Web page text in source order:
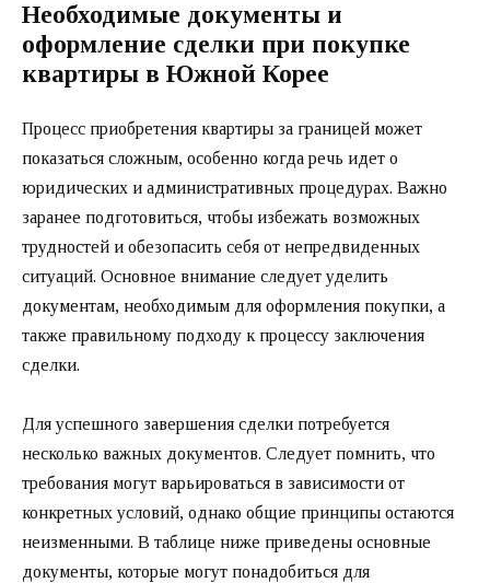
Необходимые документы и
оформление сделки при покупке
квартиры в Южной Корее
Процесс приобретения квартиры за границей может
показаться сложным, особенно когда речь идет о
юридических и административных процедурах. Важно
заранее подготовиться, чтобы избежать возможных
трудностей и обезопасить себя от непредвиденных
ситуаций. Основное внимание следует уделить
документам, необходимым для оформления покупки, а
также правильному подходу к процессу заключения
сделки.
Для успешного завершения сделки потребуется
несколько важных документов. Следует помнить, что
требования могут варьироваться в зависимости от
конкретных условий, однако общие принципы остаются
неизменными. В таблице ниже приведены основные
документы, которые могут понадобиться для